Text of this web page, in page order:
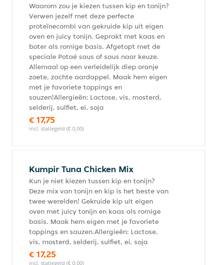
Waarom zou je kiezen tussen kip en tonijn?
Verwen jezelf met deze perfecte
proteïnecombi van gekruide kip uit eigen
oven en juicy tonijn. Geprakt met kaas en
boter als romige basis. Afgetopt met de
speciale Potaé saus of saus naar keuze.
Allemaal op een verleidelijk diep oranje
zoete, zachte aardappel. Maak hem eigen
met je favoriete toppings en
sauzen!Allergieën: Lactose, vis, mosterd,
selderij, sulfiet, ei, soja
€ 17,75
incl. statiegeld (€ 0,00)
Kumpir Tuna Chicken Mix
Kun je niet kiezen tussen kip en tonijn?
Deze mix van tonijn en kip is het beste van
twee werelden! Gekruide kip uit eigen
oven met juicy tonijn en kaas als romige
basis. Maak hem eigen met je favoriete
toppings en sauzen.Allergieën: Lactose,
vis, mosterd, selderij, sulfiet, ei, soja
€ 17,25
incl. statiegeld (€ 0,00)